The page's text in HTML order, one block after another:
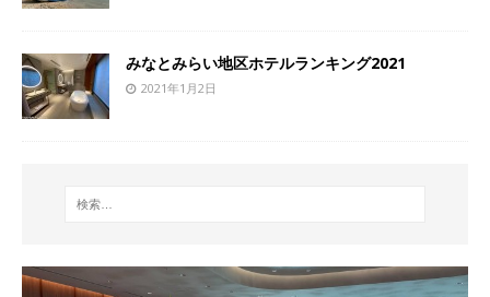
みなとみらい地区ホテルランキング2021
2021年1月2日